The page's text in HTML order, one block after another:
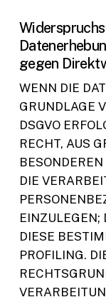
gegen
WENN DIE
GRUNDLAGE
DSGVO
RECHT, AUS
DIE
EINZULEGEN;
DIESE
PROFILING.